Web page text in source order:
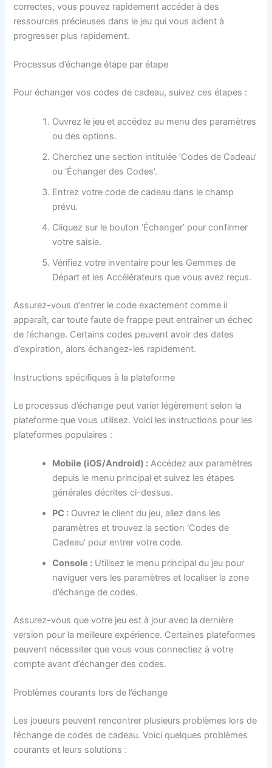
correctes, vous pouvez rapidement accéder à des
ressources précieuses dans le jeu qui vous aident à
progresser plus rapidement.
Processus d’échange étape par étape
Pour échanger vos codes de cadeau, suivez ces étapes :
Ouvrez le jeu et accédez au menu des paramètres
ou des options.
Cherchez une section intitulée ‘Codes de Cadeau’
ou ‘Échanger des Codes’.
Entrez votre code de cadeau dans le champ
prévu.
Cliquez sur le bouton ‘Échanger’ pour confirmer
votre saisie.
Vérifiez votre inventaire pour les Gemmes de
Départ et les Accélérateurs que vous avez reçus.
Assurez-vous d’entrer le code exactement comme il
apparaît, car toute faute de frappe peut entraîner un échec
de l’échange. Certains codes peuvent avoir des dates
d’expiration, alors échangez-les rapidement.
Instructions spécifiques à la plateforme
Le processus d’échange peut varier légèrement selon la
plateforme que vous utilisez. Voici les instructions pour les
plateformes populaires :
Mobile (iOS/Android) : Accédez aux paramètres
depuis le menu principal et suivez les étapes
générales décrites ci-dessus.
PC : Ouvrez le client du jeu, allez dans les
paramètres et trouvez la section ‘Codes de
Cadeau’ pour entrer votre code.
Console : Utilisez le menu principal du jeu pour
naviguer vers les paramètres et localiser la zone
d’échange de codes.
Assurez-vous que votre jeu est à jour avec la dernière
version pour la meilleure expérience. Certaines plateformes
peuvent nécessiter que vous vous connectiez à votre
compte avant d’échanger des codes.
Problèmes courants lors de l’échange
Les joueurs peuvent rencontrer plusieurs problèmes lors de
l’échange de codes de cadeau. Voici quelques problèmes
courants et leurs solutions :